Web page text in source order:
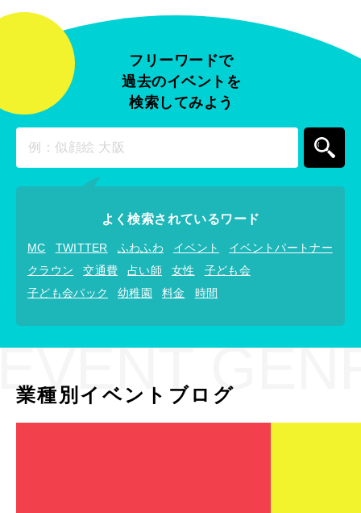
フリーワードで
過去のイベントを
検索してみよう
よく検索されているワード
MC TWITTER ふわふわ イベント
イベントパートナー
クラウン
交通費 占い師 女性
子ども会
子ども会パック
幼稚園 料金 時間
業種別イベントブログ